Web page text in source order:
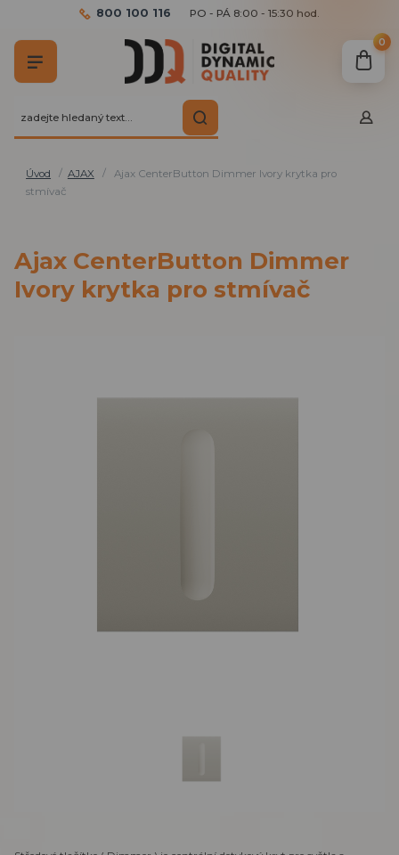
800 100 116 PO - PÁ 8:00 - 15:30 hod.
0
Úvod AJAX
Ajax CenterButton Dimmer Ivory krytka pro
stmívač
Ajax CenterButton Dimmer
Ivory krytka pro stmívač